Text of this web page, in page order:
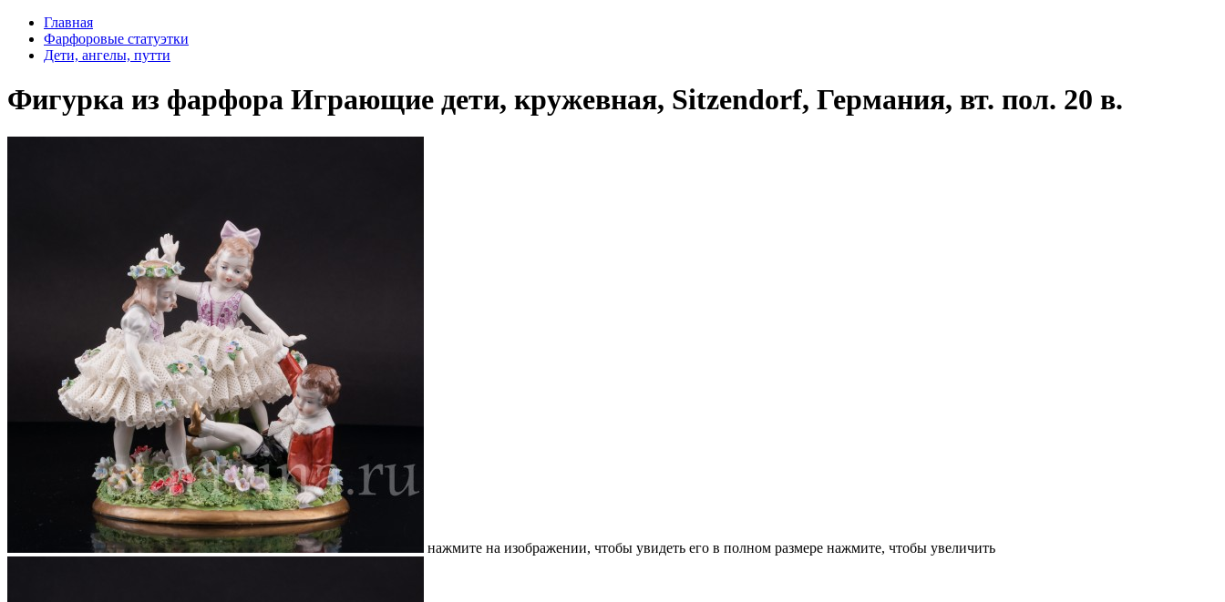
Главная
Фарфоровые статуэтки
Дети, ангелы, путти
Фигурка из фарфора Играющие дети, кружевная, Sitzendorf, Германия, вт. пол. 20 в.
нажмите на изображении, чтобы увидеть его в полном размере нажмите, чтобы увеличить